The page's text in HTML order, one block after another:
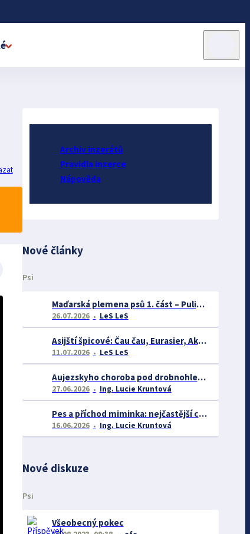
Archiv inzerátů
Pravidla inzerce
Nápověda
Nové články
Psi
Maďarská plemena psů 1. část – Puli, Komondor
26.07.2026 LeS LeS
Asijští špicové: Čau čau, Eurasier, Akita inu a další
11.07.2026 LeS LeS
Aujezskyho choroba pod drobnohledem: proč se o ní nyní mluví více než dříve
27.06.2026 Ing. Lucie Kruntová
Pes a příchod miminka: nejčastější chyby majitelů a jak se jim vyhnout
16.06.2026 Ing. Lucie Kruntová
Nové diskuze
Psi
Všeobecný pokec